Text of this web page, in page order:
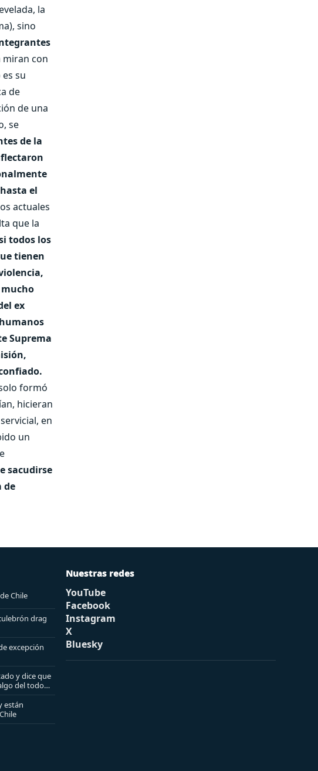
la
sino
miran con
su
de
de una
se
de la
el
actuales
que la
todos los
tienen
ex
Suprema
formó
hicieran
en
un
sacudirse
de
Chile
drag
excepción
y dice que
del todo
están
Nuestras redes
YouTube
Facebook
Instagram
X
Bluesky